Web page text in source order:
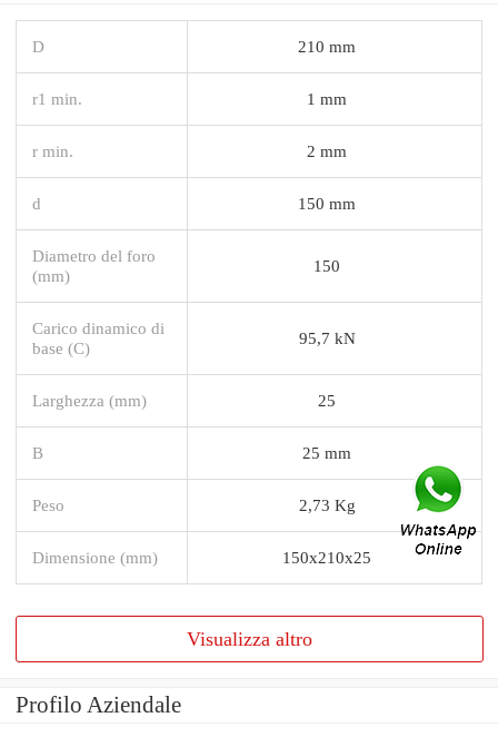
D 210 mm
r1 min. 1 mm
r min. 2 mm
d 150 mm
Diametro del foro
(mm)
150
Carico dinamico di
base (C)
95,7 kN
Larghezza (mm) 25
B 25 mm
Peso 2,73 Kg
Dimensione (mm) 150x210x25
Visualizza altro
Profilo Aziendale